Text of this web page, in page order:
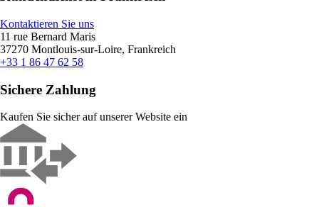
Kontaktieren Sie uns
11 rue Bernard Maris
37270 Montlouis-sur-Loire, Frankreich
+33 1 86 47 62 58
Sichere Zahlung
Kaufen Sie sicher auf unserer Website ein